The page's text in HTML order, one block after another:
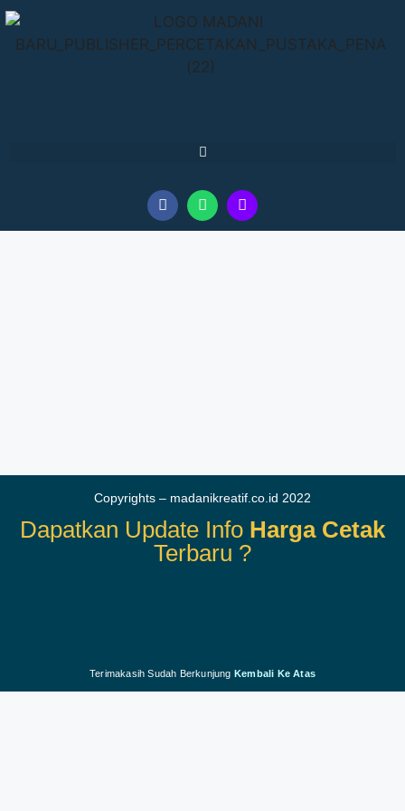
Copyrights – madanikreatif.co.id 2022
Dapatkan Update Info Harga Cetak
Terbaru ?
Terimakasih Sudah Berkunjung Kembali Ke Atas